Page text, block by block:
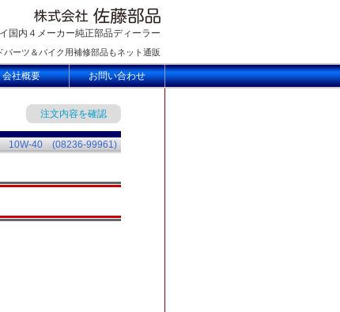
国内４メーカー純正部品ディーラー
パーツ＆バイク用補修部品もネット通販
会社概要 お問い合わせ
注文内容を確認
10W-40 (08236-99961)